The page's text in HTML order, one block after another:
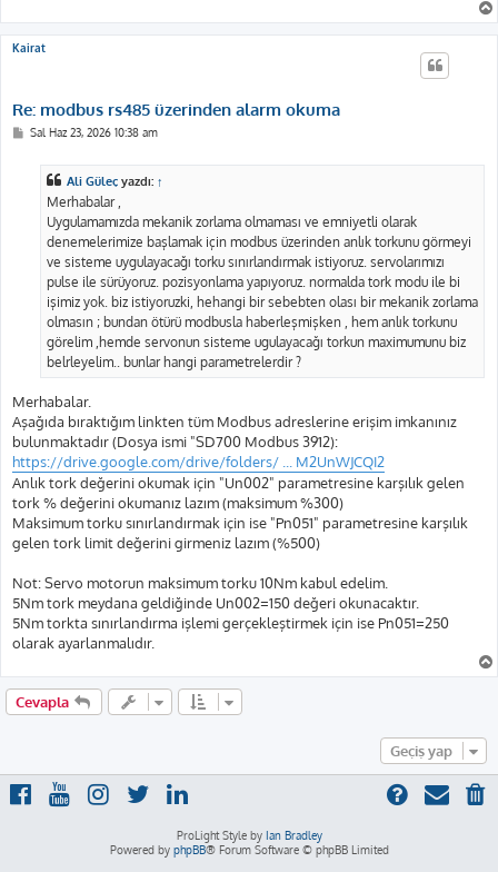
Kairat
Re: modbus rs485 üzerinden alarm okuma
M
Sal Haz 23, 2026 10:38 am
Ali Güleç yazdı: ↑
Merhabalar ,
Uygulamamızda mekanik zorlama olmaması ve emniyetli olarak
denemelerimize başlamak için modbus üzerinden anlık torkunu görmeyi
ve sisteme uygulayacağı torku sınırlandırmak istiyoruz. servolarımızı
pulse ile sürüyoruz. pozisyonlama yapıyoruz. normalda tork modu ile bi
işimiz yok. biz istiyoruzki, hehangi bir sebebten olası bir mekanik zorlama
olmasın ; bundan ötürü modbusla haberleşmişken , hem anlık torkunu
görelim ,hemde servonun sisteme ugulayacağı torkun maximumunu biz
belrleyelim.. bunlar hangi parametrelerdir ?
Merhabalar.
Aşağıda bıraktığım linkten tüm Modbus adreslerine erişim imkanınız
bulunmaktadır (Dosya ismi "SD700 Modbus 3912):
https://drive.google.com/drive/folders/ ... M2UnWJCQI2
Anlık tork değerini okumak için "Un002" parametresine karşılık gelen
tork % değerini okumanız lazım (maksimum %300)
Maksimum torku sınırlandırmak için ise "Pn051" parametresine karşılık
gelen tork limit değerini girmeniz lazım (%500)
Not: Servo motorun maksimum torku 10Nm kabul edelim.
5Nm tork meydana geldiğinde Un002=150 değeri okunacaktır.
5Nm torkta sınırlandırma işlemi gerçekleştirmek için ise Pn051=250
olarak ayarlanmalıdır.
Cevapla
Geçiş yap
ProLight Style by Ian Bradley
Powered by phpBB® Forum Software © phpBB Limited